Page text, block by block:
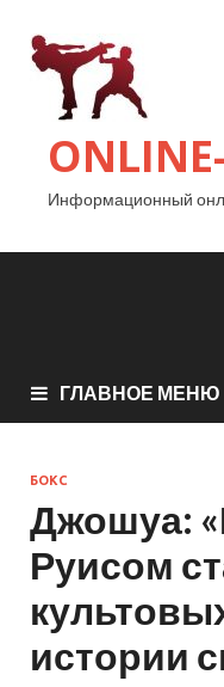
Информационный
ГЛАВНОЕ МЕНЮ
БОКС
Джошуа:
Руисом
истории